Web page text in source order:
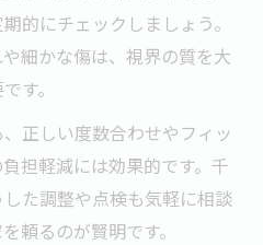
頭と目の負担軽減策
が目と脳の疲労軽減に役
感はメガネ点検で改善で
的にチェックしましょう。
細かな傷は、視界の質を大
す。
正しい度数合わせやフィッ
担軽減には効果的です。千
た調整や点検も気軽に相談
頼るのが賢明です。